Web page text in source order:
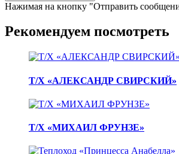
Нажимая на кнопку "Отправить
Рекомендуем посмотреть
Т/Х «АЛЕКСАНДР СВИРСКИЙ»
Т/Х «МИХАИЛ ФРУНЗЕ»